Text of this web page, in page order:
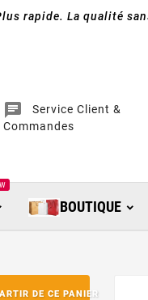
rapide. La qualité
chat
Service Client &
Commandes
BOUTIQUE
DE CE PANIER